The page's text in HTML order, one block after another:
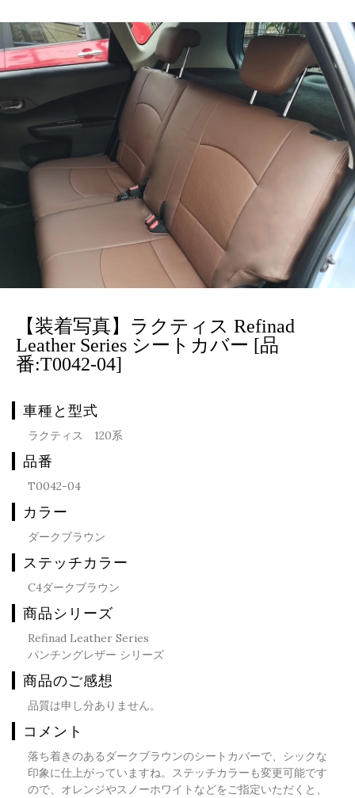
【装着写真】ラクティス Refinad
Leather Series シートカバー [品
番:T0042-04]
車種と型式
ラクティス 120系
品番
T0042-04
カラー
ダークブラウン
ステッチカラー
C4ダークブラウン
商品シリーズ
Refinad Leather Series
パンチングレザー シリーズ
商品のご感想
品質は申し分ありません。
コメント
落ち着きのあるダークブラウンのシートカバーで、シックな
印象に仕上がっていますね。ステッチカラーも変更可能です
ので、オレンジやスノーホワイトなどをご指定いただくと、